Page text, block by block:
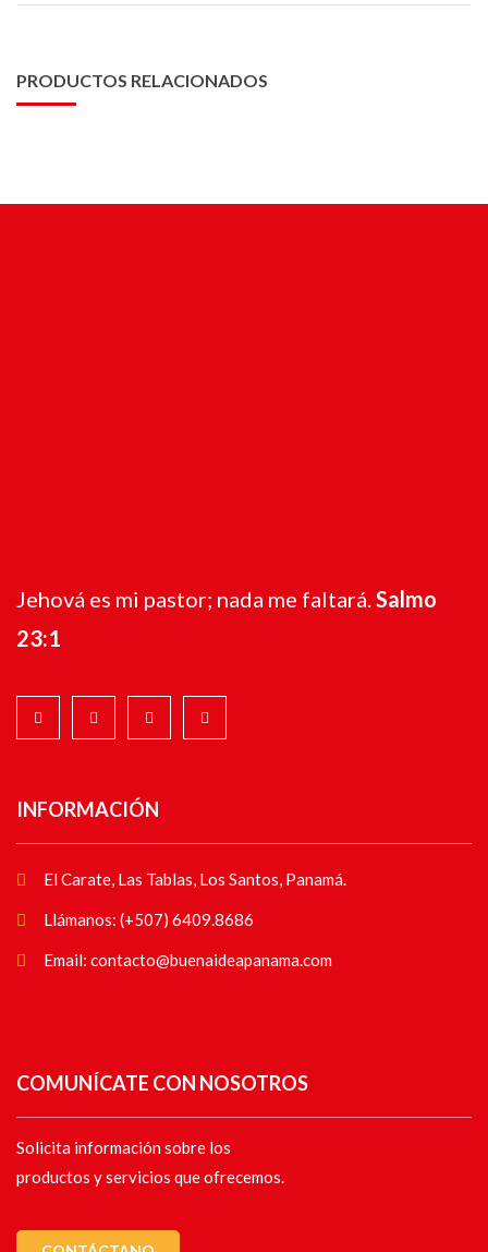
PRODUCTOS RELACIONADOS
Jehová es mi pastor; nada me faltará. Salmo
23:1
INFORMACIÓN
El Carate, Las Tablas, Los Santos, Panamá.
Llámanos: (+507) 6409.8686
Email: contacto@buenaideapanama.com
COMUNÍCATE CON NOSOTROS
Solicita información sobre los
productos y servicios que ofrecemos.